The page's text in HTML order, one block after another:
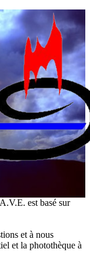
est basé sur
et à nous
et la photothèque à